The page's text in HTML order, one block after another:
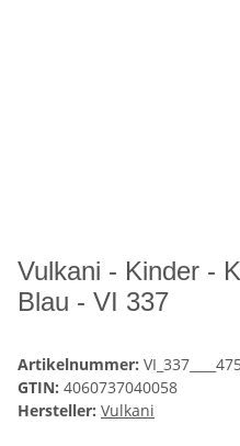
Vulkani - Kinder -
Blau - VI 337
Artikelnummer:
GTIN: 4060737040058
Hersteller: Vulkani